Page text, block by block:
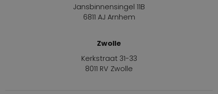
Jansbinnensingel 11B
6811 AJ Arnhem
Zwolle
Kerkstraat 31-33
8011 RV Zwolle